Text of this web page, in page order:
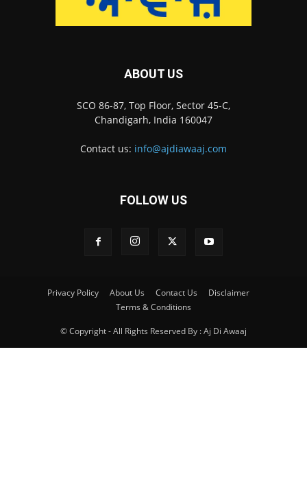
ABOUT US
SCO 86-87, Top Floor, Sector 45-C,
Chandigarh, India 160047
Contact us: info@ajdiawaaj.com
FOLLOW US
Privacy Policy About Us Contact Us
Disclaimer
Terms & Conditions
© Copyright - All Rights Reserved By : Aj Di Awaaj